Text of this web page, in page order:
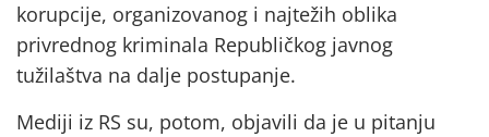
korupcije, organizovanog i najtežih oblika
privrednog kriminala Republičkog javnog
tužilaštva na dalje postupanje.
Mediji iz RS su, potom, objavili da je u pitanju